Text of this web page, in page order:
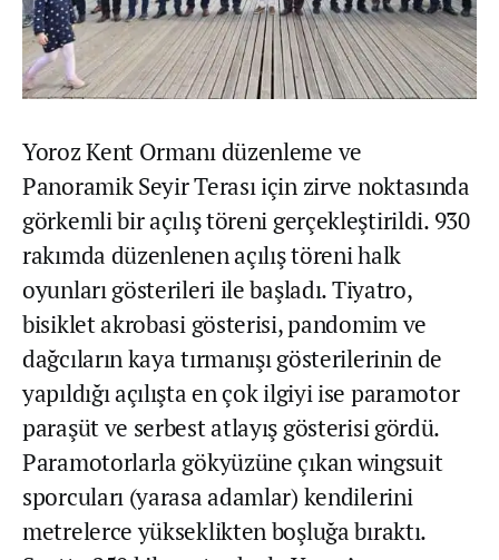
Yoroz Kent Ormanı düzenleme ve
Panoramik Seyir Terası için zirve noktasında
görkemli bir açılış töreni gerçekleştirildi. 930
rakımda düzenlenen açılış töreni halk
oyunları gösterileri ile başladı. Tiyatro,
bisiklet akrobasi gösterisi, pandomim ve
dağcıların kaya tırmanışı gösterilerinin de
yapıldığı açılışta en çok ilgiyi ise paramotor
paraşüt ve serbest atlayış gösterisi gördü.
Paramotorlarla gökyüzüne çıkan wingsuit
sporcuları (yarasa adamlar) kendilerini
metrelerce yükseklikten boşluğa bıraktı.